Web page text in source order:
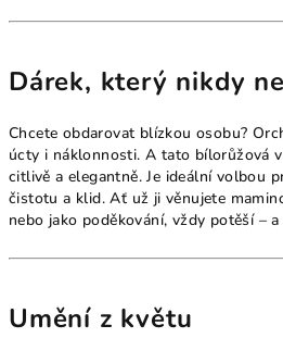
Dárek, který nikdy
Chcete obdarovat blízkou osobu?
úcty i náklonnosti. A tato bílorůžová
citlivě a elegantně. Je ideální volbou
čistotu a klid. Ať už ji věnujete
nebo jako poděkování, vždy potěší –
Umění z květu